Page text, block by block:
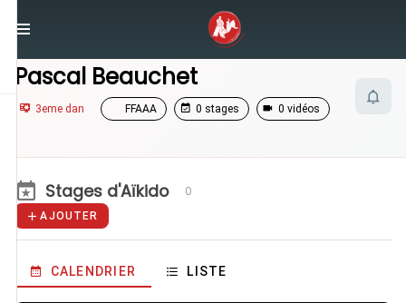
Pascal Beauchet
Pascal Beauchet
3eme dan FFAAA 0 stages 0 vidéos
Stages d'Aïkido 0
AJOUTER
CALENDRIER LISTE